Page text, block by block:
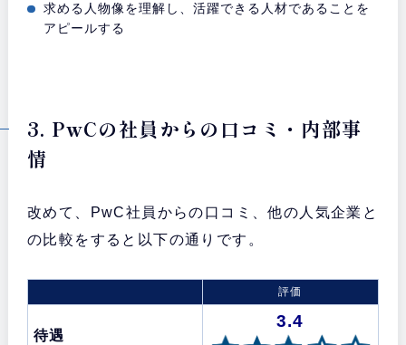
求める人物像を理解し、活躍できる人材であることを
アピールする
3. PwCの社員からの口コミ・内部事
情
改めて、PwC社員からの口コミ、他の人気企業と
の比較をすると以下の通りです。
評価
待遇
3.4